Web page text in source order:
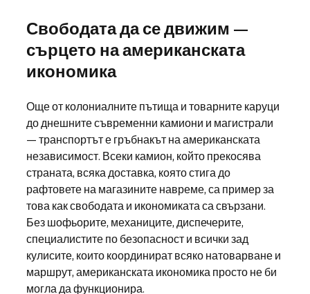
Свободата да се движим —
сърцето на американската
икономика
Още от колониалните пътища и товарните каруци
до днешните съвременни камиони и магистрали
— транспортът е гръбнакът на американската
независимост. Всеки камион, който прекосява
страната, всяка доставка, която стига до
рафтовете на магазините навреме, са пример за
това как свободата и икономиката са свързани.
Без шофьорите, механиците, диспечерите,
специалистите по безопасност и всички зад
кулисите, които координират всяко натоварване и
маршрут, американската икономика просто не би
могла да функционира.